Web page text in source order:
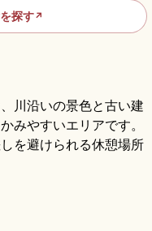
探す↗
川沿いの景色と古い建
みやすいエリアです。
を避けられる休憩場所